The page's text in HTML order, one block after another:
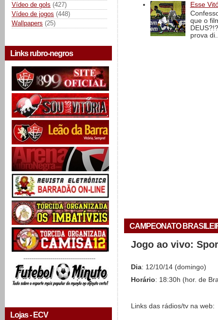
Vídeo de gols (427)
Vídeo de jogos (448)
Wallpapers (25)
Links rubro-negros
-------------------------------------
Lojas - ECV
Esse
que o
prova
CAMPEONATO
Jogo ao vivo:
Dia: 12/10/14 (domingo)
Horário: 18:30h (hor. de
Links das rádios/tv na web: